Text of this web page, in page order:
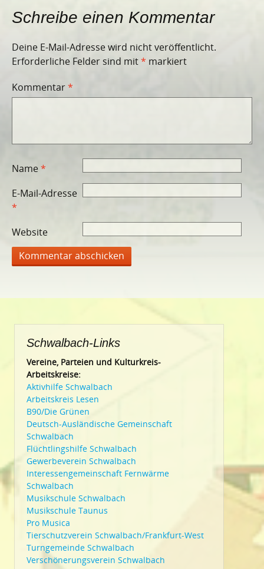
Schreibe einen Kommentar
Deine E-Mail-Adresse wird nicht veröffentlicht.
Erforderliche Felder sind mit* markiert
Kommentar*
Name*
E-Mail-Adresse
*
Website
Schwalbach-Links
Vereine, Parteien und Kulturkreis-
Arbeitskreise:
Aktivhilfe Schwalbach
Arbeitskreis Lesen
B90/Die Grünen
Deutsch-Ausländische Gemeinschaft
Schwalbach
Flüchtlingshilfe Schwalbach
Gewerbeverein Schwalbach
Interessengemeinschaft Fernwärme
Schwalbach
Musikschule Schwalbach
Musikschule Taunus
Pro Musica
Tierschutzverein Schwalbach/Frankfurt-West
Turngemeinde Schwalbach
Verschönerungsverein Schwalbach